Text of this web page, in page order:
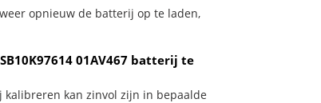
opnieuw de batterij op te laden,
01AV467 batterij te
kalibreren kan zinvol zijn in bepaalde